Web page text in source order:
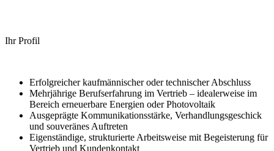
Ihr Profil
Erfolgreicher kaufmännischer oder technischer Abschluss
Mehrjährige Berufserfahrung im Vertrieb – idealerweise im
Bereich erneuerbare Energien oder Photovoltaik
Ausgeprägte Kommunikationsstärke, Verhandlungsgeschick
und souveränes Auftreten
Eigenständige, strukturierte Arbeitsweise mit Begeisterung für
Vertrieb und Kundenkontakt